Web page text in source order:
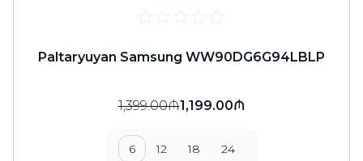
Paltaryuyan Samsung WW90DG6G94LBLP
1,399.00₼1,199.00₼
6 12 18
24